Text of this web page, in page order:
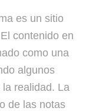
es un sitio
contenido en
como una
algunos
realidad. La
de las notas